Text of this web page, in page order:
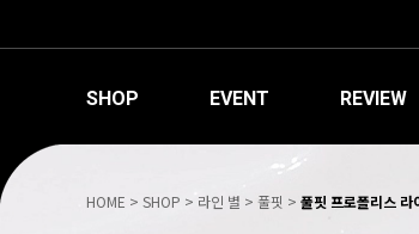
SHOP EVENT REVIEW
HOME > SHOP > 라인 별 > 풀핏 > 풀핏 프로폴리스